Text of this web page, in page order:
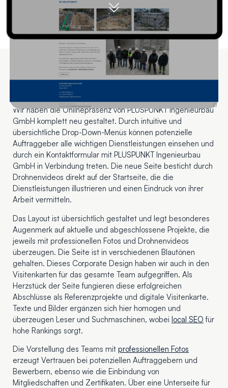
Unsere Lösungen
Wir haben die Onlinepräsenz von PLUSPUNKT Ingenieurbau
GmbH komplett neu gestaltet. Durch intuitive und
übersichtliche Drop-Down-Menüs können potenzielle
Auftraggeber alle wichtigen Dienstleistungen einsehen und
durch ein Kontaktformular mit PLUSPUNKT Ingenieurbau
GmbH in Verbindung treten. Die neue Seite besticht durch
Drohnenvideos direkt auf der Startseite, die die
Dienstleistungen illustrieren und einen Eindruck von ihrer
Arbeit vermitteln.
Das Layout ist übersichtlich gestaltet und legt besonderes
Augenmerk auf aktuelle und abgeschlossene Projekte, die
jeweils mit professionellen Fotos und Drohnenvideos
überzeugen. Die Seite ist in verschiedenen Blautönen
gehalten. Dieses Corporate Design haben wir auch in den
Visitenkarten für das gesamte Team aufgegriffen. Als
Herzstück der Seite fungieren diese erfolgreichen
Abschlüsse als Referenzprojekte und digitale Visitenkarte.
Texte und Bilder ergänzen sich hier homogen und
überzeugen Leser und Suchmaschinen, wobei local SEO für
hohe Rankings sorgt.
Die Vorstellung des Teams mit professionellen Fotos
erzeugt Vertrauen bei potenziellen Auftraggebern und
Bewerbern, ebenso wie die Einbindung von
Mitgliedschaften und Zertifikaten. Über eine Unterseite für